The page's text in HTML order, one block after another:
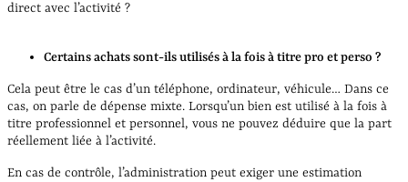
direct avec l’activité ?
Certains achats sont-ils utilisés à la fois à titre pro et perso ?
Cela peut être le cas d’un téléphone, ordinateur, véhicule… Dans ce
cas, on parle de dépense mixte. Lorsqu’un bien est utilisé à la fois à
titre professionnel et personnel, vous ne pouvez déduire que la part
réellement liée à l’activité.
En cas de contrôle, l’administration peut exiger une estimation